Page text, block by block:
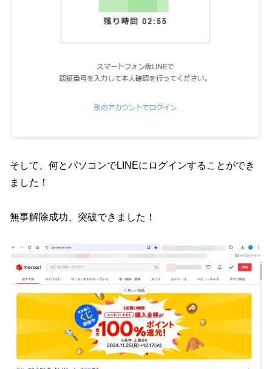
そして、何とパソコンでLINEにログインすることができ
ました！
無事解除成功、突破できました！